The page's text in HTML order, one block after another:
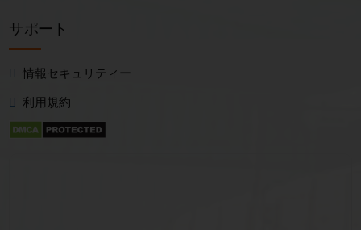
サポート
情報セキュリティー
利用規約